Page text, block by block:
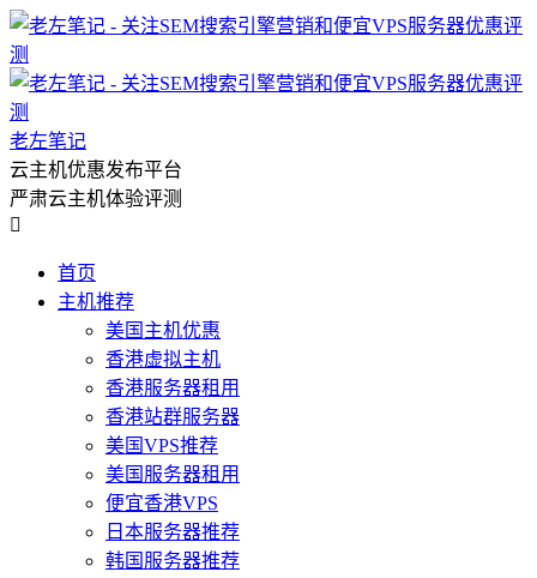
老左笔记
云主机优惠发布平台
严肃云主机体验评测

首页
主机推荐
美国主机优惠
香港虚拟主机
香港服务器租用
香港站群服务器
美国VPS推荐
美国服务器租用
便宜香港VPS
日本服务器推荐
韩国服务器推荐